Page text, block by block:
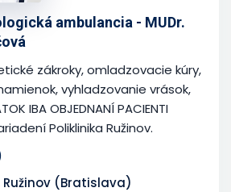
ambulancia - MUDr.
zákroky, omladzovacie kúry,
vyhladzovanie vrások,
IBA OBJEDNANÍ PACIENTI
Poliklinika Ružinov.
Ružinov (Bratislava)